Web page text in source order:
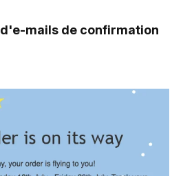
d'e-mails de confirmation